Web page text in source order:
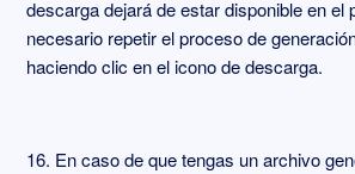
descarga dejará de estar disponible en el
necesario repetir el proceso de
haciendo clic en el icono de descarga.
16. En caso de que tengas un archivo